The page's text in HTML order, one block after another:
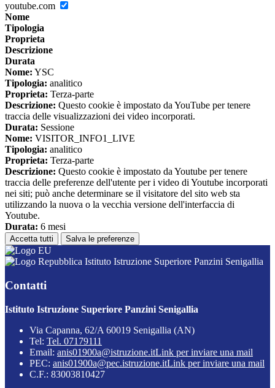
youtube.com
Nome
Tipologia
Proprieta
Descrizione
Durata
Nome: YSC
Tipologia: analitico
Proprieta: Terza-parte
Descrizione: Questo cookie è impostato da YouTube per tenere
traccia delle visualizzazioni dei video incorporati.
Durata: Sessione
Nome: VISITOR_INFO1_LIVE
Tipologia: analitico
Proprieta: Terza-parte
Descrizione: Questo cookie è impostato da Youtube per tenere
traccia delle preferenze dell'utente per i video di Youtube incorporati
nei siti; può anche determinare se il visitatore del sito web sta
utilizzando la nuova o la vecchia versione dell'interfaccia di
Youtube.
Durata: 6 mesi
Accetta tutti Salva le preferenze
Istituto Istruzione Superiore Panzini Senigallia
Contatti
Istituto Istruzione Superiore Panzini Senigallia
Via Capanna, 62/A 60019 Senigallia (AN)
Tel: Tel. 07179111
Email: anis01900a@istruzione.itLink per inviare una mail
PEC: anis01900a@pec.istruzione.itLink per inviare una mail
C.F.: 83003810427